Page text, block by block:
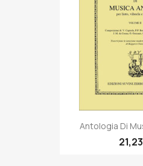
Antologia Di